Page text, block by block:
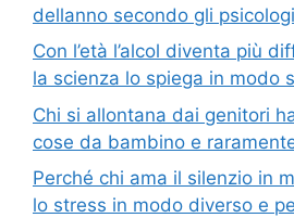
dellanno secondo gli psicologi
Con l’età l’alcol diventa più
la scienza lo spiega in modo
Chi si allontana dai genitori
cose da bambino e
Perché chi ama il silenzio in
lo stress in modo diverso e